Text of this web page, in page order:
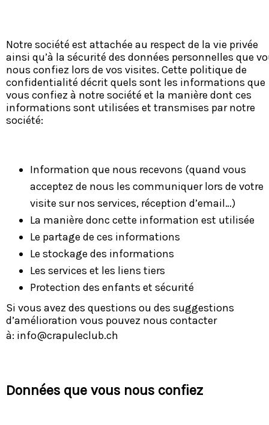
Notre société est attachée au respect de la vie privée
ainsi qu’à la sécurité des données personnelles que
nous confiez lors de vos visites. Cette politique de
confidentialité décrit quels sont les informations que
vous confiez à notre société et la manière dont ces
informations sont utilisées et transmises par notre
société:
Information que nous recevons (quand vous
acceptez de nous les communiquer lors de votre
visite sur nos services, réception d’email…)
La manière donc cette information est utilisée
Le partage de ces informations
Le stockage des informations
Les services et les liens tiers
Protection des enfants et sécurité
Si vous avez des questions ou des suggestions
d’amélioration vous pouvez nous contacter
à: info@crapuleclub.ch
Données que vous nous confiez